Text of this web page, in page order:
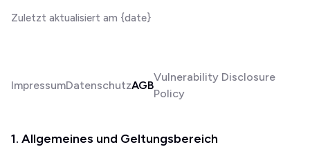
Zuletzt aktualisiert am {date}
ImpressumDatenschutzAGB
Vulnerability Disclosure
Policy
1. Allgemeines und Geltungsbereich